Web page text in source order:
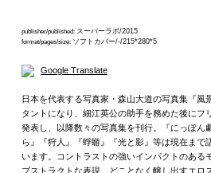
publisher/published: スーパーラボ/2015
format/pages/size: ソフトカバー/-/215*280*5
Google Translate
日本を代表する写真家・森山大道の写真集『風
タントになり、細江英公の助手を務めた後にフ
発表し、以降数々の写真集を刊行。『にっぽん
ら』『狩人』『蜉蝣』『光と影』等は現在まで
います。コントラストの強いインパクトのある
ブストラクトな表現、どことなく醸し出すエロ